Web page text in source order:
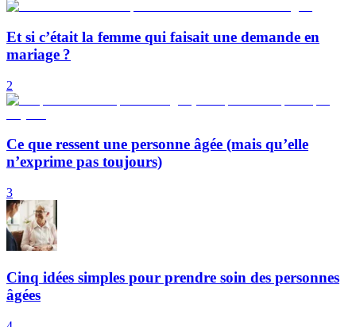
Et si c’était la femme qui faisait une demande en
mariage ?
2
Ce que ressent une personne âgée (mais qu’elle
n’exprime pas toujours)
3
Cinq idées simples pour prendre soin des personnes
âgées